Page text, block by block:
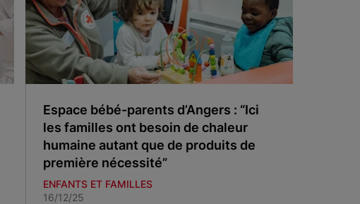
Espace bébé-parents d’Angers : “Ici
les familles ont besoin de chaleur
humaine autant que de produits de
première nécessité”
ENFANTS ET FAMILLES
16/12/25